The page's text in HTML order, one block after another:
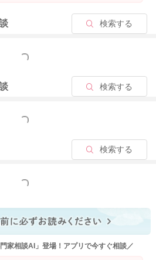
ップで包んでつかみやすくする
やすくなります。
で、少しずつ慣れていけるようにサ
みながら進めていってください。
します。
検索する
もっと見る
検索する
もっと見る
検索する
もっと見る
家相談AI」登場！アプリで今すぐ相談／